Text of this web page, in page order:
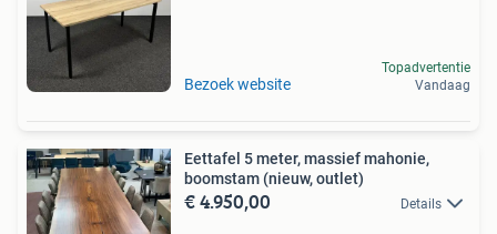
Bezoek website
Topadvertentie
Vandaag
Eettafel 5 meter, massief mahonie,
boomstam (nieuw, outlet)
€ 4.950,00 Details